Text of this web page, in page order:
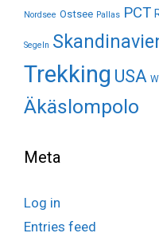
Nordsee Ostsee Pallas PCT
Segeln
Trekking USA
Äkäslompolo
Meta
Log in
Entries feed